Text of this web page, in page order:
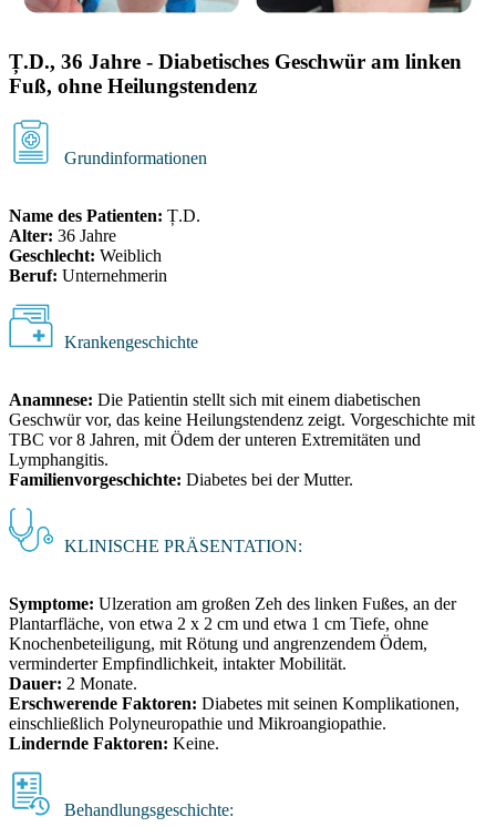
Ț.D., 36 Jahre - Diabetisches Geschwür am linken
Fuß, ohne Heilungstendenz
Grundinformationen
Name des Patienten: Ț.D.
Alter: 36 Jahre
Geschlecht: Weiblich
Beruf: Unternehmerin
Krankengeschichte
Anamnese: Die Patientin stellt sich mit einem diabetischen
Geschwür vor, das keine Heilungstendenz zeigt. Vorgeschichte mit
TBC vor 8 Jahren, mit Ödem der unteren Extremitäten und
Lymphangitis.
Familienvorgeschichte: Diabetes bei der Mutter.
KLINISCHE PRÄSENTATION:
Symptome: Ulzeration am großen Zeh des linken Fußes, an der
Plantarfläche, von etwa 2 x 2 cm und etwa 1 cm Tiefe, ohne
Knochenbeteiligung, mit Rötung und angrenzendem Ödem,
verminderter Empfindlichkeit, intakter Mobilität.
Dauer: 2 Monate.
Erschwerende Faktoren: Diabetes mit seinen Komplikationen,
einschließlich Polyneuropathie und Mikroangiopathie.
Lindernde Faktoren: Keine.
Behandlungsgeschichte: